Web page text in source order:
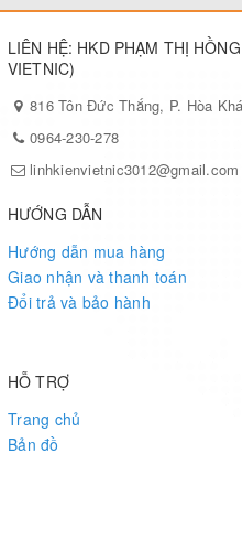
LIÊN HỆ: HKD PHẠM THỊ
VIETNIC)
816 Tôn Đức Thắng, P. Hòa
0964-230-278
linhkienvietnic3012@gmail.com
HƯỚNG DẪN
Hướng dẫn mua hàng
Giao nhận và thanh toán
Đổi trả và bảo hành
HỖ TRỢ
Trang chủ
Bản đồ